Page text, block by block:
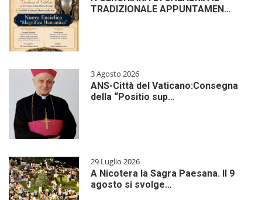
TRADIZIONALE APPUNTAMEN…
3 Agosto 2026
ANS-Città del Vaticano:Consegna
della “Positio sup…
29 Luglio 2026
A Nicotera la Sagra Paesana. Il 9
agosto si svolge…